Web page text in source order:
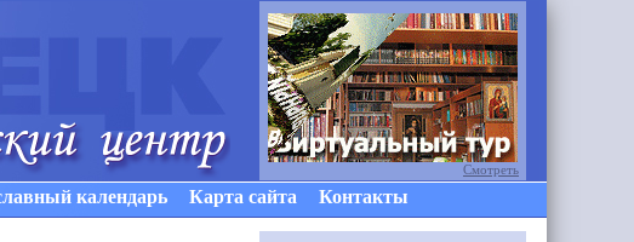
календарь Карта сайта Контакты
Смотреть